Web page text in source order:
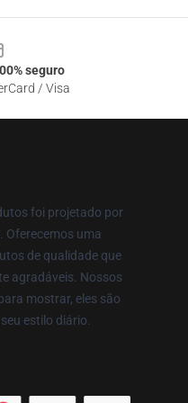
seguro
/ Visa
foi projetado por
Oferecemos uma
de qualidade que
agradáveis. Nossos
mostrar, eles são
estilo diário.